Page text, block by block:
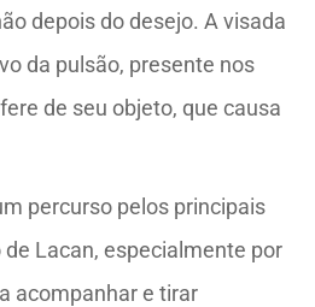
depois do desejo. A visada
da pulsão, presente nos
de seu objeto, que causa
percurso pelos principais
Lacan, especialmente por
acompanhar e tirar